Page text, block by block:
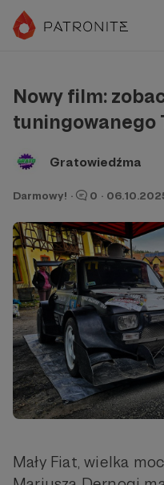
Nowy film:
tuningowanego
Gratowiedźma
Darmowy! · 0 ·
Mały Fiat, wielka